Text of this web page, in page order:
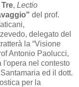
, Lectio
del prof.
delegato del
la “Visione
Antonio Paolucci,
l'opera nel contesto
ed il dott.
per la